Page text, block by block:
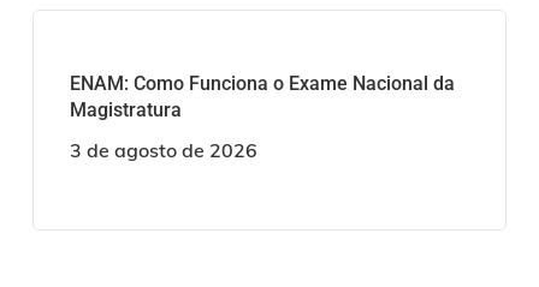
ENAM: Como Funciona o Exame Nacional da
Magistratura
3 de agosto de 2026